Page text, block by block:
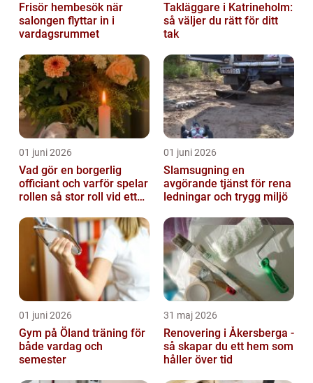
Frisör hembesök när
salongen flyttar in i
vardagsrummet
Takläggare i Katrineholm:
så väljer du rätt för ditt
tak
01 juni 2026
Vad gör en borgerlig
officiant och varför spelar
rollen så stor roll vid ett
01 juni 2026
Slamsugning en
avgörande tjänst för rena
ledningar och trygg miljö
01 juni 2026
Gym på Öland träning för
både vardag och
semester
31 maj 2026
Renovering i Åkersberga -
så skapar du ett hem som
håller över tid